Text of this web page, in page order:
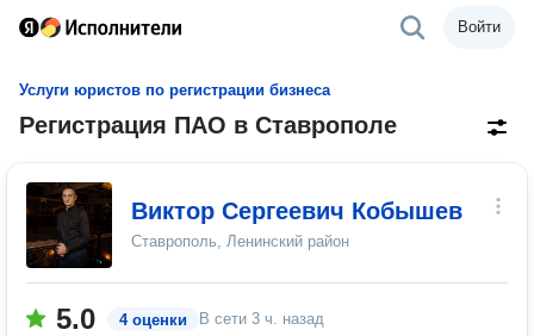
Войти
Услуги юристов по регистрации бизнеса
Регистрация ПАО в Ставрополе
Виктор Сергеевич Кобышев
Ставрополь, Ленинский район
5.0 4 оценки В сети 3 ч. назад